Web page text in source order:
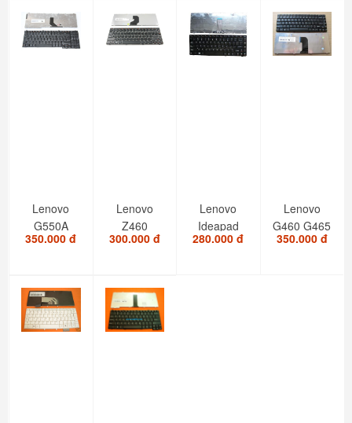
Lenovo
G550A
G550M
B550...
350.000 đ
Lenovo
Z460
Z460A
Z465G
US...
300.000 đ
Lenovo
Ideapad
G470
280.000 đ
Lenovo
G460 G465
G465A
350.000 đ